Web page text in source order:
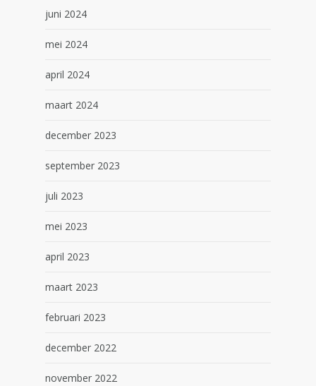
juni 2024
mei 2024
april 2024
maart 2024
december 2023
september 2023
juli 2023
mei 2023
april 2023
maart 2023
februari 2023
december 2022
november 2022